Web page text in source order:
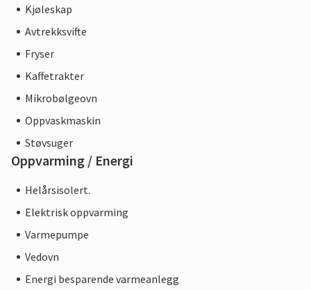
Kjøleskap
Avtrekksvifte
Fryser
Kaffetrakter
Mikrobølgeovn
Oppvaskmaskin
Støvsuger
Oppvarming / Energi
Helårsisolert.
Elektrisk oppvarming
Varmepumpe
Vedovn
Energi besparende varmeanlegg